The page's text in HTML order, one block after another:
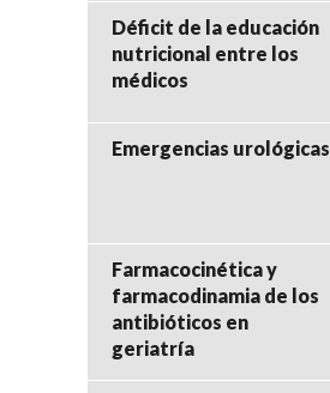
Déficit de la educación
nutricional entre los
médicos
Emergencias urológicas
Farmacocinética y
farmacodinamia de los
antibióticos en
geriatría